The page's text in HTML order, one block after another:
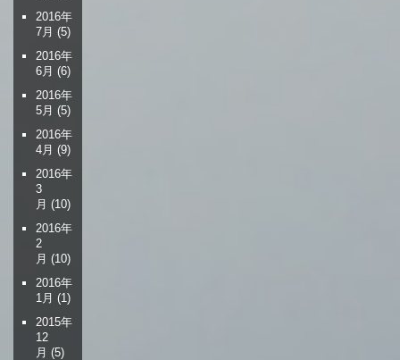
2016年
7月 (5)
2016年
6月 (6)
2016年
5月 (5)
2016年
4月 (9)
2016年
3
月 (10)
2016年
2
月 (10)
2016年
1月 (1)
2015年
12
月 (5)